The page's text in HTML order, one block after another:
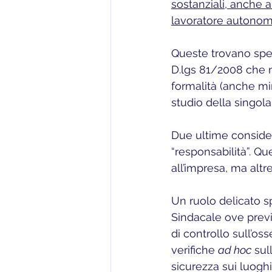
sostanziali, anche
lavoratore
Queste trovano
D.lgs 81/2008 che
formalità (anche
studio della
Due ultime
“responsabilità”.
all’impresa, ma
Un ruolo delicato
Sindacale ove
di controllo
verifiche ad hoc
sicurezza sui